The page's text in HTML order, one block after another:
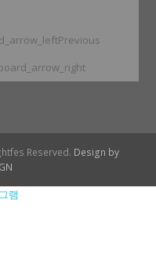
Previous
Reserved. Design by